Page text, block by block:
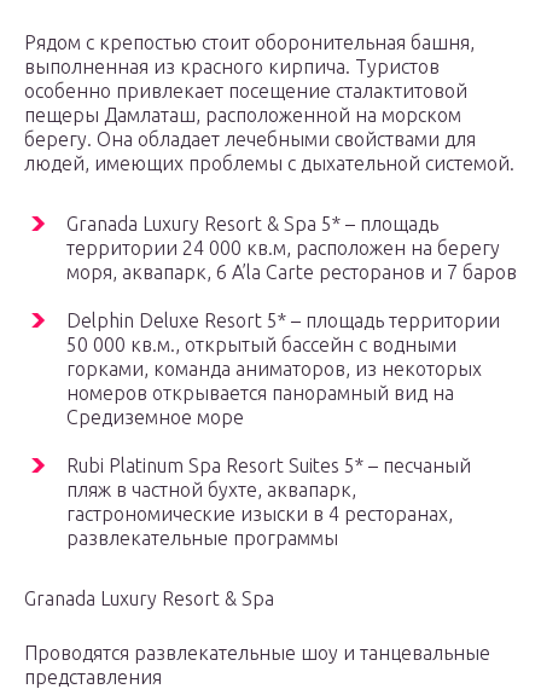
Рядом с крепостью стоит оборонительная башня,
выполненная из красного кирпича. Туристов
особенно привлекает посещение сталактитовой
пещеры Дамлаташ, расположенной на морском
берегу. Она обладает лечебными свойствами для
людей, имеющих проблемы с дыхательной системой.
Granada Luxury Resort & Spa 5* – площадь
территории 24 000 кв.м, расположен на берегу
моря, аквапарк, 6 A’la Carte ресторанов и 7 баров
Delphin Deluxe Resort 5* – площадь территории
50 000 кв.м., открытый бассейн с водными
горками, команда аниматоров, из некоторых
номеров открывается панорамный вид на
Средиземное море
Rubi Platinum Spa Resort Suites 5* – песчаный
пляж в частной бухте, аквапарк,
гастрономические изыски в 4 ресторанах,
развлекательные программы
Granada Luxury Resort & Spa
Проводятся развлекательные шоу и танцевальные
представления